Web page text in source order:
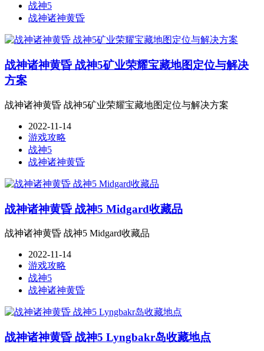
战神5
战神诸神黄昏
战神诸神黄昏 战神5矿业荣耀宝藏地图定位与解决
方案
战神诸神黄昏 战神5矿业荣耀宝藏地图定位与解决方案
2022-11-14
游戏攻略
战神5
战神诸神黄昏
战神诸神黄昏 战神5 Midgard收藏品
战神诸神黄昏 战神5 Midgard收藏品
2022-11-14
游戏攻略
战神5
战神诸神黄昏
战神诸神黄昏 战神5 Lyngbakr岛收藏地点